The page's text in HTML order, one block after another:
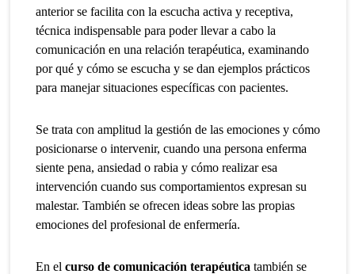
anterior se facilita con la escucha activa y receptiva,
técnica indispensable para poder llevar a cabo la
comunicación en una relación terapéutica, examinando
por qué y cómo se escucha y se dan ejemplos prácticos
para manejar situaciones específicas con pacientes.
Se trata con amplitud la gestión de las emociones y cómo
posicionarse o intervenir, cuando una persona enferma
siente pena, ansiedad o rabia y cómo realizar esa
intervención cuando sus comportamientos expresan su
malestar. También se ofrecen ideas sobre las propias
emociones del profesional de enfermería.
En elcurso de comunicación terapéutica también se